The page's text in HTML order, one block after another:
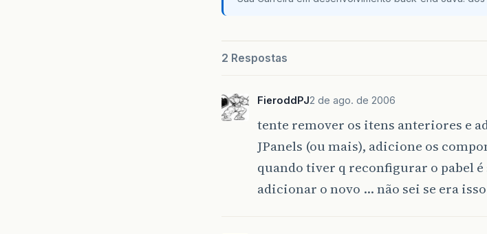
2 Respostas
FieroddPJ2 de ago. de 2006
tente remover os itens anteriores e
JPanels (ou mais), adicione os
quando tiver q reconfigurar o pabel
adicionar o novo … não sei se era